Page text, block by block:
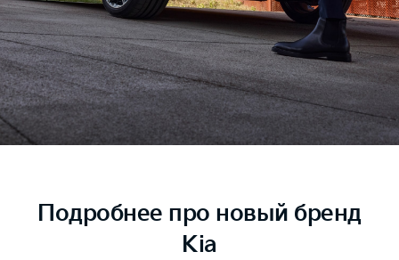
Подробнее про новый бренд
Kia